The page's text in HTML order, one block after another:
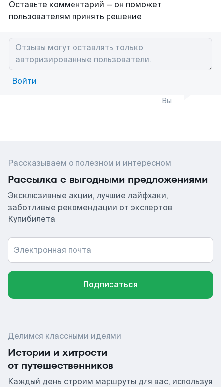
Оставьте комментарий — он поможет
пользователям принять решение
Войти
Вы
Рассказываем о полезном и интересном
Рассылка с выгодными предложениями
Эксклюзивные акции, лучшие лайфхаки,
заботливые рекомендации от экспертов
Купибилета
Электронная почта
Подписаться
Делимся классными идеями
Истории и хитрости
от путешественников
Каждый день строим маршруты для вас, используя